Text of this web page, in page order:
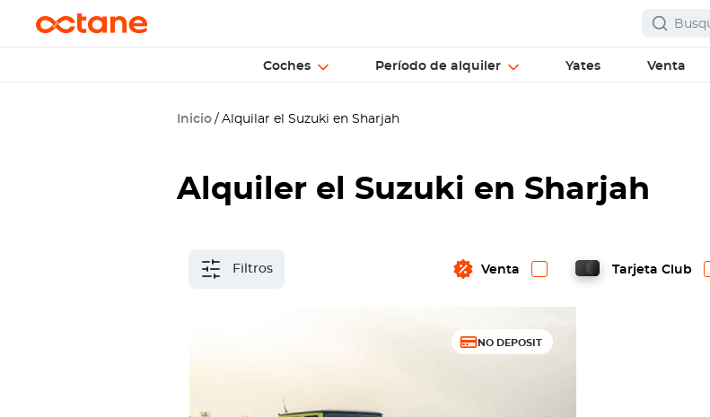
Coches Período de alquiler Yates Venta
Inicio Alquilar el Suzuki en Sharjah
Alquiler el Suzuki en Sharjah
Filtros Venta Tarjeta Club
NO DEPOSIT